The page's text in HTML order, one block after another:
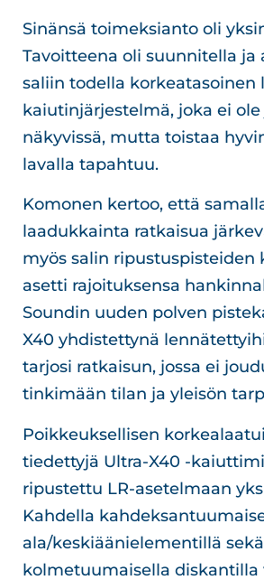
Sinänsä toimeksianto oli
Tavoitteena oli suunnitella ja
saliin todella korkeatasoinen
kaiutinjärjestelmä, joka ei
näkyvissä, mutta toistaa
lavalla tapahtuu.
Komonen kertoo, että
laadukkainta ratkaisua
myös salin ripustuspisteiden
asetti rajoituksensa
Soundin uuden polven
X40 yhdistettynä
tarjosi ratkaisun, jossa ei
tinkimään tilan ja yleisön
Poikkeuksellisen
tiedettyjä Ultra-X40 -
ripustettu LR-asetelmaan
Kahdella
ala/keskiäänielementillä sekä
kolmetuumaisella diskantilla